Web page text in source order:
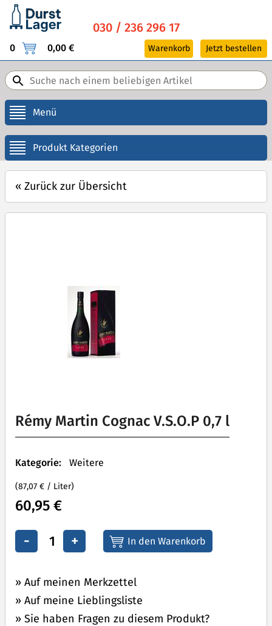
Menü
Produkt Kategorien
030 / 236 296 17
0 0,00 € Warenkorb Jetzt bestellen
« Zurück zur Übersicht
Rémy Martin Cognac V.S.O.P 0,7 l
Kategorie: Weitere
(87,07 € / Liter)
60,95 €
- +
» Auf meinen Merkzettel
» Auf meine Lieblingsliste
» Sie haben Fragen zu diesem Produkt?